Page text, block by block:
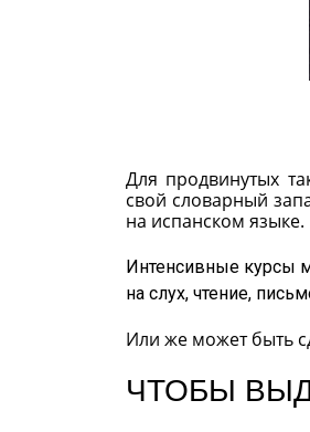
Для продвинутых
свой словарный
на испанском языке.
Интенсивные курсы
на слух, чтение,
Или же может быть
ЧТОБЫ